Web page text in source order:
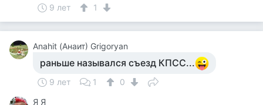
9 лет 1
Anahit (Анаит) Grigoryan
раньше назывался съезд КПСС...
9 лет 1
0
Я Я